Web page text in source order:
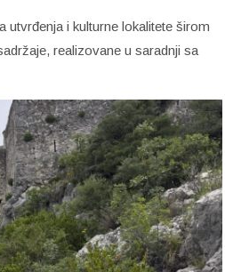
i kulturne lokalitete širom
realizovane u saradnji sa